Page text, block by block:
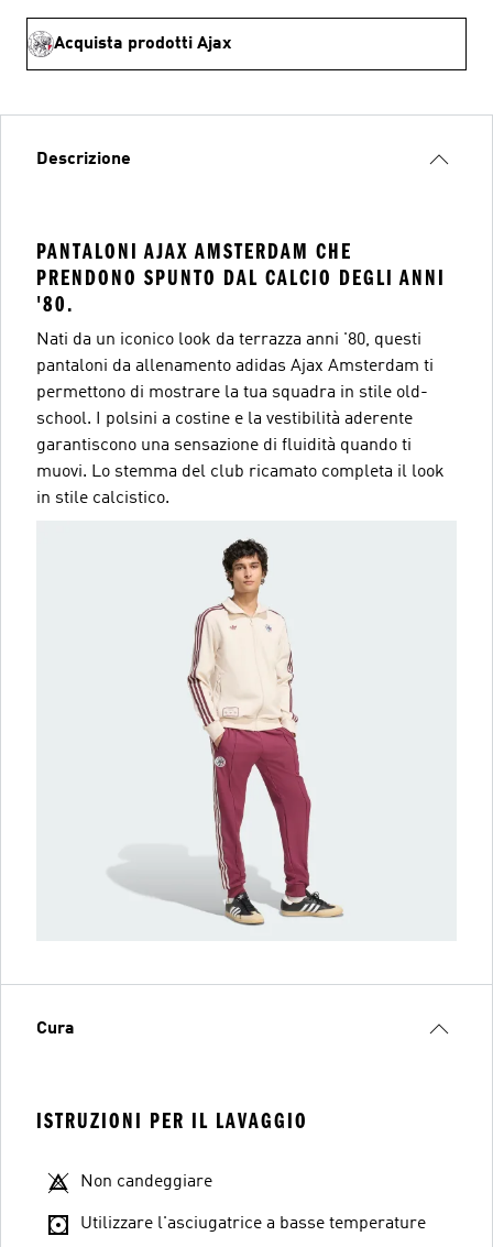
Acquista prodotti Ajax
Descrizione
PANTALONI AJAX AMSTERDAM CHE
PRENDONO SPUNTO DAL CALCIO DEGLI ANNI
'80.
Nati da un iconico look da terrazza anni '80, questi
pantaloni da allenamento adidas Ajax Amsterdam ti
permettono di mostrare la tua squadra in stile old-
school. I polsini a costine e la vestibilità aderente
garantiscono una sensazione di fluidità quando ti
muovi. Lo stemma del club ricamato completa il look
in stile calcistico.
Cura
ISTRUZIONI PER IL LAVAGGIO
Non candeggiare
Utilizzare l'asciugatrice a basse temperature